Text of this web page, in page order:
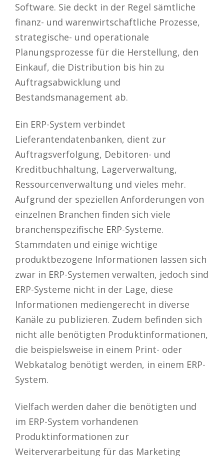
Software. Sie deckt in der Regel sämtliche
finanz- und warenwirtschaftliche Prozesse,
strategische- und operationale
Planungsprozesse für die Herstellung, den
Einkauf, die Distribution bis hin zu
Auftragsabwicklung und
Bestandsmanagement ab.
Ein ERP-System verbindet
Lieferantendatenbanken, dient zur
Auftragsverfolgung, Debitoren- und
Kreditbuchhaltung, Lagerverwaltung,
Ressourcenverwaltung und vieles mehr.
Aufgrund der speziellen Anforderungen von
einzelnen Branchen finden sich viele
branchenspezifische ERP-Systeme.
Stammdaten und einige wichtige
produktbezogene Informationen lassen sich
zwar in ERP-Systemen verwalten, jedoch sind
ERP-Systeme nicht in der Lage, diese
Informationen mediengerecht in diverse
Kanäle zu publizieren. Zudem befinden sich
nicht alle benötigten Produktinformationen,
die beispielsweise in einem Print- oder
Webkatalog benötigt werden, in einem ERP-
System.
Vielfach werden daher die benötigten und
im ERP-System vorhandenen
Produktinformationen zur
Weiterverarbeitung für das Marketing